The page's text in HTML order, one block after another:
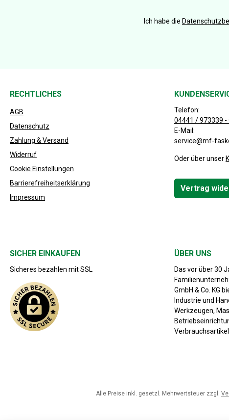
Ich habe die
RECHTLICHES
AGB
Datenschutz
Zahlung & Versand
Widerruf
Cookie Einstellungen
Barrierefreiheitserklärung
Impressum
Telefon:
04441 / 973339 -
E-Mail:
service@mf-
Oder über unser
Vertrag
SICHER EINKAUFEN
Sicheres bezahlen mit SSL
ÜBER UNS
Das vor über 30
GmbH & Co. KG
Industrie und
Werkzeugen,
Alle Preise inkl. gesetzl. Mehrwertsteuer zzgl.